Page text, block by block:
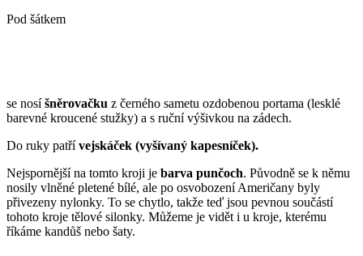
Pod šátkem
se nosíšněrovačku z černého sametu ozdobenou portama (lesklé
barevné kroucené stužky) a s ruční výšivkou na zádech.
Do ruky patřívejskáček (vyšívaný kapesníček).
Nejspornější na tomto kroji je barva punčoch. Původně se k němu
nosily vlněné pletené bílé, ale po osvobození Američany byly
přivezeny nylonky. To se chytlo, takže teď jsou pevnou součástí
tohoto kroje tělové silonky. Můžeme je vidět i u kroje, kterému
říkáme kandůš nebo šaty.